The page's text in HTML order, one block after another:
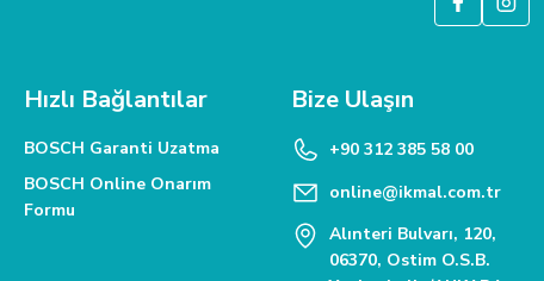
Hızlı Bağlantılar
BOSCH Garanti Uzatma
BOSCH Online Onarım
Formu
Bize Ulaşın
+90 312 385 58 00
online@ikmal.com.tr
Alınteri Bulvarı, 120,
06370, Ostim O.S.B.